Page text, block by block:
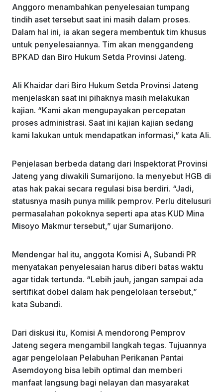
Anggoro menambahkan penyelesaian tumpang
tindih aset tersebut saat ini masih dalam proses.
Dalam hal ini, ia akan segera membentuk tim khusus
untuk penyelesaiannya. Tim akan menggandeng
BPKAD dan Biro Hukum Setda Provinsi Jateng.
Ali Khaidar dari Biro Hukum Setda Provinsi Jateng
menjelaskan saat ini pihaknya masih melakukan
kajian. “Kami akan mengupayakan percepatan
proses administrasi. Saat ini kajian kajian sedang
kami lakukan untuk mendapatkan informasi,” kata Ali.
Penjelasan berbeda datang dari Inspektorat Provinsi
Jateng yang diwakili Sumarijono. Ia menyebut HGB di
atas hak pakai secara regulasi bisa berdiri. “Jadi,
statusnya masih punya milik pemprov. Perlu ditelusuri
permasalahan pokoknya seperti apa atas KUD Mina
Misoyo Makmur tersebut,” ujar Sumarijono.
Mendengar hal itu, anggota Komisi A, Subandi PR
menyatakan penyelesaian harus diberi batas waktu
agar tidak tertunda. “Lebih jauh, jangan sampai ada
sertifikat dobel dalam hak pengelolaan tersebut,”
kata Subandi.
Dari diskusi itu, Komisi A mendorong Pemprov
Jateng segera mengambil langkah tegas. Tujuannya
agar pengelolaan Pelabuhan Perikanan Pantai
Asemdoyong bisa lebih optimal dan memberi
manfaat langsung bagi nelayan dan masyarakat